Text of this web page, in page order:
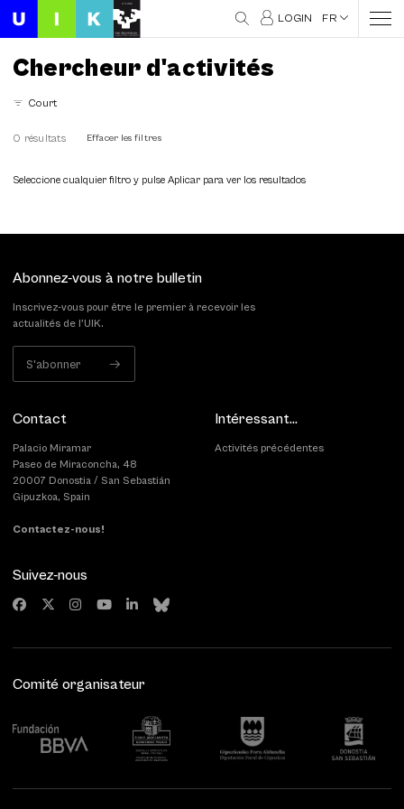
LOGIN FR
Chercheur d'activités
Court
0 résultats Effacer les filtres
Seleccione cualquier filtro y pulse Aplicar para ver los resultados
Abonnez-vous à notre bulletin
Inscrivez-vous pour être le premier à recevoir les
actualités de l'UIK.
S'abonner
Contact
Palacio Miramar
Paseo de Miraconcha, 48
20007 Donostia / San Sebastián
Gipuzkoa, Spain
Contactez-nous!
Intéressant...
Activités précédentes
Suivez-nous
Comité organisateur